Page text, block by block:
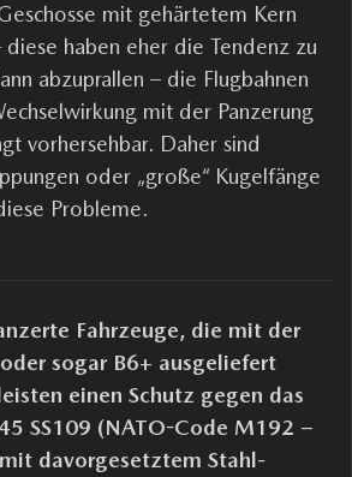
mit gehärtetem Kern
haben eher die Tendenz zu
abzuprallen – die Flugbahnen
mit der Panzerung
vorhersehbar. Daher sind
oder „große“ Kugelfänge
Probleme.
Fahrzeuge, die mit der
sogar B6+ ausgeliefert
einen Schutz gegen das
SS109 (NATO-Code M192 –
davorgesetztem Stahl-